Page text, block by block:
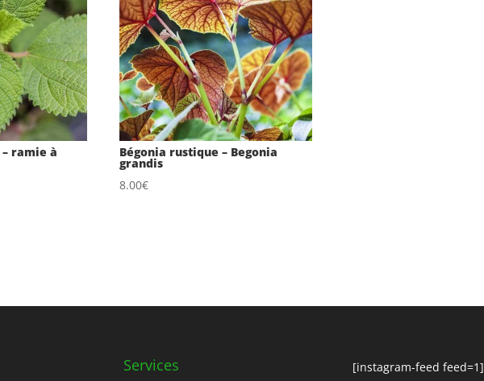
ramie à Bégonia rustique – Begonia
grandis
8.00€
Services [instagram-feed feed=1]